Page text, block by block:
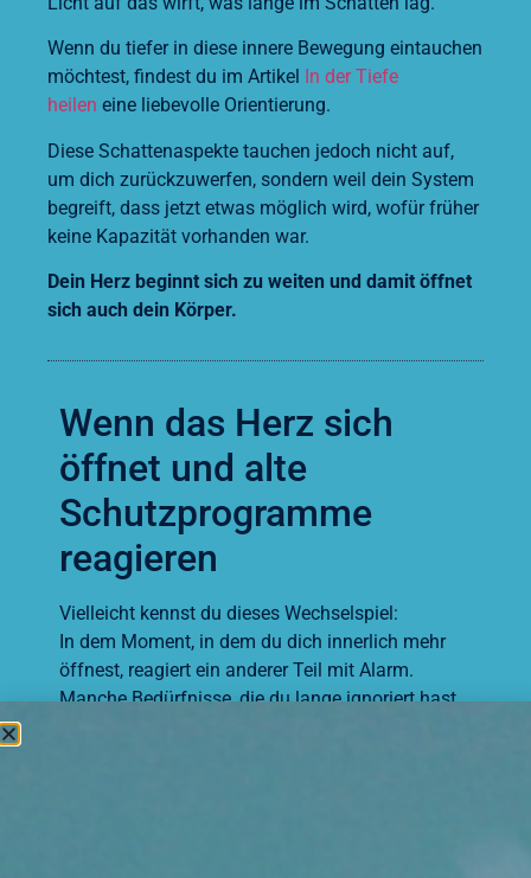
Wenn du tiefer in diese innere Bewegung eintauchen
möchtest, findest du im Artikel
In der Tiefe
heilen eine liebevolle Orientierung.
Diese Schattenaspekte tauchen jedoch nicht auf,
um dich zurückzuwerfen, sondern weil dein System
begreift, dass jetzt etwas möglich wird, wofür früher
keine Kapazität vorhanden war.
Dein Herz beginnt sich zu weiten und damit öffnet
sich auch dein Körper.
Wenn das Herz sich
öffnet und alte
Schutzprogramme
reagieren
Vielleicht kennst du dieses Wechselspiel:
In dem Moment, in dem du dich innerlich mehr
öffnest, reagiert ein anderer Teil mit Alarm.
Manche Bedürfnisse, die du lange ignoriert hast,